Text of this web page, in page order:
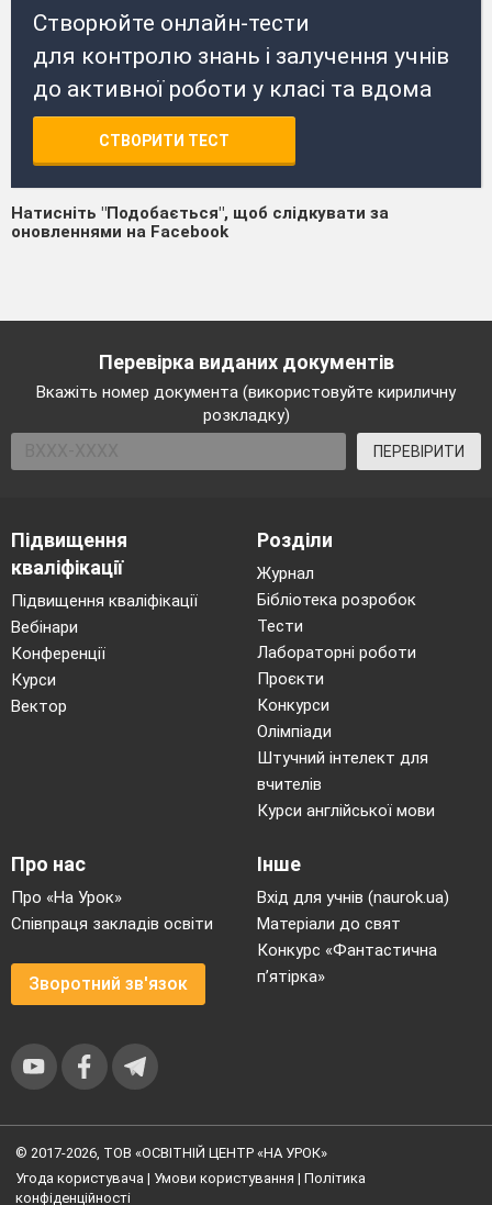
Створюйте онлайн-тести
для контролю знань і залучення учнів
до активної роботи у класі та вдома
СТВОРИТИ ТЕСТ
Натисніть "Подобається", щоб слідкувати за
оновленнями на Facebook
Перевірка виданих документів
Вкажіть номер документа (використовуйте кириличну
розкладку)
ПЕРЕВІРИТИ
Підвищення
кваліфікації
Підвищення кваліфікації
Вебінари
Конференції
Курси
Вектор
Розділи
Журнал
Бібліотека розробок
Тести
Лабораторні роботи
Проєкти
Конкурси
Олімпіади
Штучний інтелект для
вчителів
Курси англійської мови
Про нас
Про «На Урок»
Співпраця закладів освіти
Зворотний зв'язок
Інше
Вхід для учнів (naurok.ua)
Матеріали до свят
Конкурс «Фантастична
п’ятірка»
© 2017-2026, ТОВ «ОСВІТНІЙ ЦЕНТР «НА УРОК»
Угода користувача | Умови користування | Політика
конфіденційності